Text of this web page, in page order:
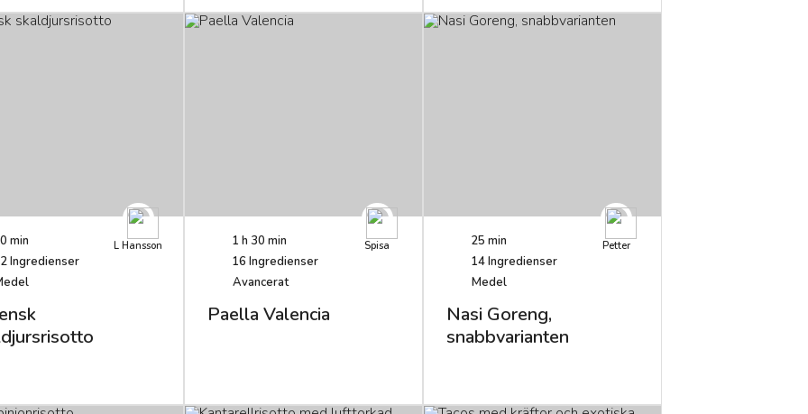
min
Ingredienser
L Hansson
1 h 30 min
16 Ingredienser
Avancerat
Paella Valencia
Spisa
25 min
14Ingredienser
Medel
Nasi Goreng,
snabbvarianten
Petter